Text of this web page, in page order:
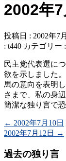
2002年7
投稿日 : 2002年7
: t440 カテゴリー :
民主党代表選に
欲を示しました
馬の意向を表明
さまで、私の身
簡潔な独り言で
← 2002年7月10日
2002年7月12日
→
過去の独り言